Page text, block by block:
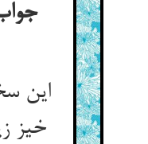
این
خیز